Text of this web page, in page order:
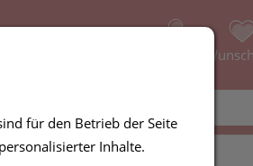
für den Betrieb der Seite
Inhalte.